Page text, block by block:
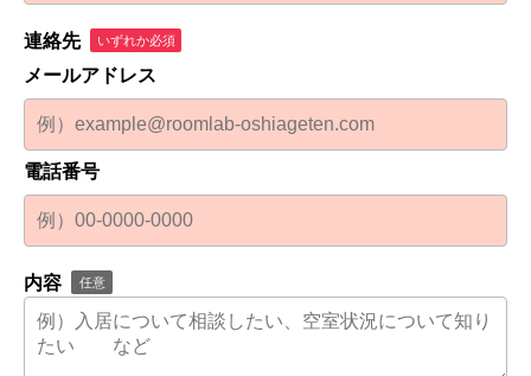
連絡先 いずれか必須
メールアドレス
電話番号
内容 任意